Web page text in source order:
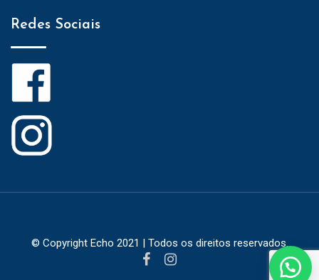
Redes Sociais
© Copyright Echo 2021 | Todos os direitos reservados.